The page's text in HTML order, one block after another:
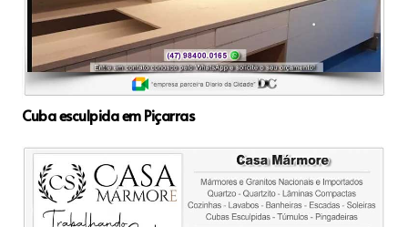
Cuba esculpida em Piçarras